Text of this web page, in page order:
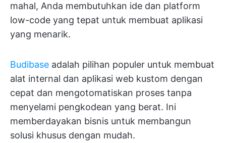
mahal, Anda membutuhkan ide dan platform
low-code yang tepat untuk membuat aplikasi
yang menarik.
Budibase adalah pilihan populer untuk membuat
alat internal dan aplikasi web kustom dengan
cepat dan mengotomatiskan proses tanpa
menyelami pengkodean yang berat. Ini
memberdayakan bisnis untuk membangun
solusi khusus dengan mudah.